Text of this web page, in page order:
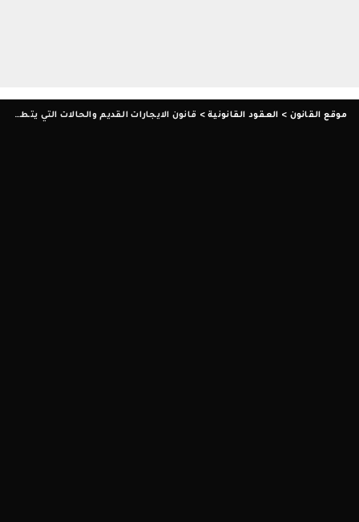
موقع القانون > العقود القانونية> قانون الايجارات القديم والحالات التي يتطلب من المستأجر إخلاء العقار